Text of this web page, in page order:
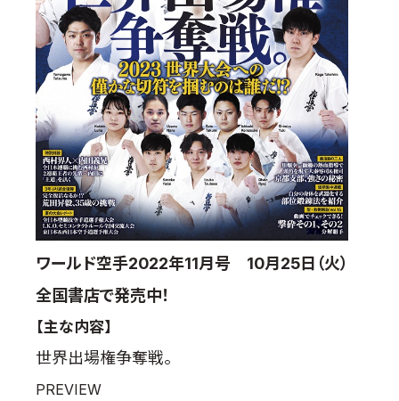
公式大会
公式記録
試合規則
入門のご案内
青少年部・保護者の方へ
一般の部・壮年部の方
会員制度
取材のお申し込み
本サイトについて
ワールド空手2022年11月号 10月25日（火）
全国書店で発売中！
【主な内容】
世界出場権争奪戦。
PREVIEW